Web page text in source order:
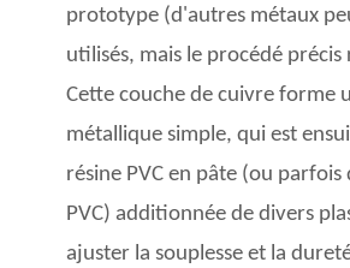
prototype (d'autres métaux
utilisés, mais le procédé
Cette couche de cuivre forme
métallique simple, qui est
résine PVC en pâte (ou parfois
PVC) additionnée de divers
ajuster la souplesse et la